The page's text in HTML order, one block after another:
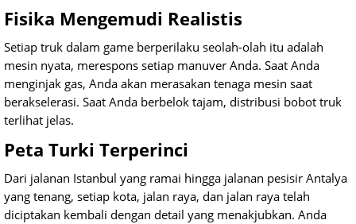
Fisika Mengemudi Realistis
Setiap truk dalam game berperilaku seolah-olah itu adalah
mesin nyata, merespons setiap manuver Anda. Saat Anda
menginjak gas, Anda akan merasakan tenaga mesin saat
berakselerasi. Saat Anda berbelok tajam, distribusi bobot truk
terlihat jelas.
Peta Turki Terperinci
Dari jalanan Istanbul yang ramai hingga jalanan pesisir Antalya
yang tenang, setiap kota, jalan raya, dan jalan raya telah
diciptakan kembali dengan detail yang menakjubkan. Anda